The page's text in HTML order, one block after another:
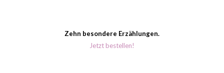
Zehn besondere Erzählungen.
Jetzt bestellen!